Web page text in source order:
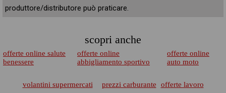
produttore/distributore può praticare.
scopri anche
offerte online salute
benessere
offerte online
abbigliamento sportivo
offerte online
auto moto
volantini supermercati prezzi carburante
offerte lavoro